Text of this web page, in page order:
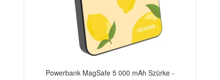
Powerbank MagSafe 5 000 mAh Szürke -